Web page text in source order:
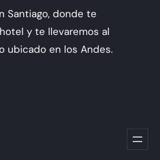
Santiago, donde te
y te llevaremos al
ubicado en los Andes.